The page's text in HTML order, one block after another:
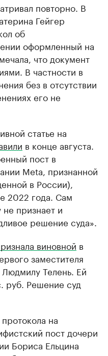
повторно. В
Гейгер
об
оформленный на
что документ
В частности в
без в отсутствии
его не
статье на
в конце августа.
пост в
Meta, признанной
в России),
2022 года. Сам
признает и
решение суда».
виновной в
заместителя
Телень. Ей
руб. Решение суд
на
пост дочери
Бориса Ельцина